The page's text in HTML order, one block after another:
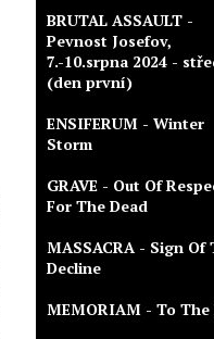
BRUTAL ASSAULT -
Pevnost Josefov,
7.-10.srpna 2024 -
(den první)
ENSIFERUM - Winter
Storm
GRAVE - Out Of
For The Dead
MASSACRA - Sign Of
Decline
MEMORIAM - To The